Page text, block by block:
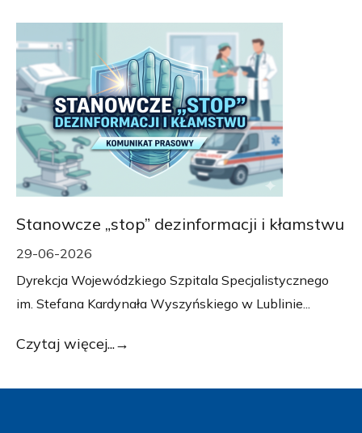
Stanowcze „stop” dezinformacji i kłamstwu
29-06-2026
Dyrekcja Wojewódzkiego Szpitala Specjalistycznego
im. Stefana Kardynała Wyszyńskiego w Lublinie...
Czytaj więcej...